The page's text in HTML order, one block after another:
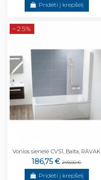
Pridėti į krepšelį
−25%
Vonios sienelė CVS1, Balta, RAVAK
186,75 € 249,00 €
Pridėti į krepšelį